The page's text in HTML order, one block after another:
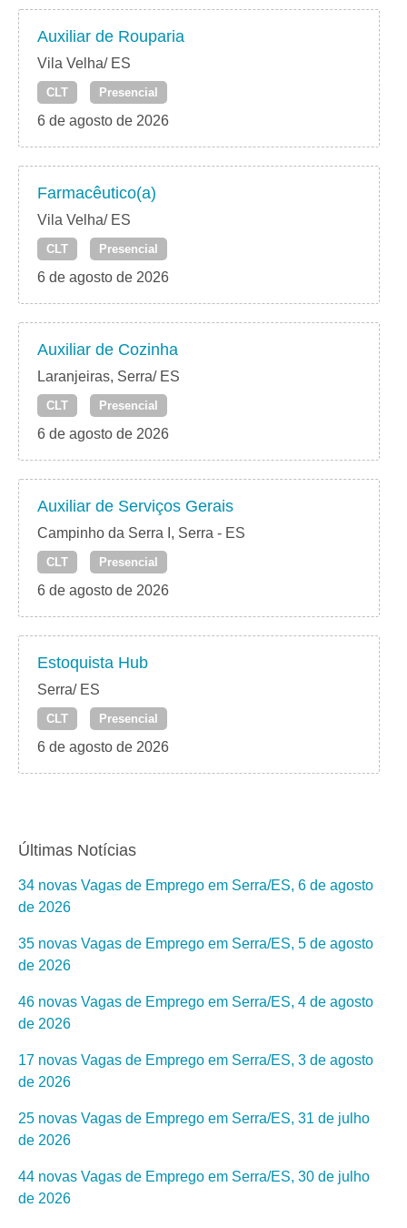
Auxiliar de Rouparia
Vila Velha/ ES
CLT Presencial
6 de agosto de 2026
Farmacêutico(a)
Vila Velha/ ES
CLT Presencial
6 de agosto de 2026
Auxiliar de Cozinha
Laranjeiras, Serra/ ES
CLT Presencial
6 de agosto de 2026
Auxiliar de Serviços Gerais
Campinho da Serra I, Serra - ES
CLT Presencial
6 de agosto de 2026
Estoquista Hub
Serra/ ES
CLT Presencial
6 de agosto de 2026
Últimas Notícias
34 novas Vagas de Emprego em Serra/ES, 6 de agosto
de 2026
35 novas Vagas de Emprego em Serra/ES, 5 de agosto
de 2026
46 novas Vagas de Emprego em Serra/ES, 4 de agosto
de 2026
17 novas Vagas de Emprego em Serra/ES, 3 de agosto
de 2026
25 novas Vagas de Emprego em Serra/ES, 31 de julho
de 2026
44 novas Vagas de Emprego em Serra/ES, 30 de julho
de 2026